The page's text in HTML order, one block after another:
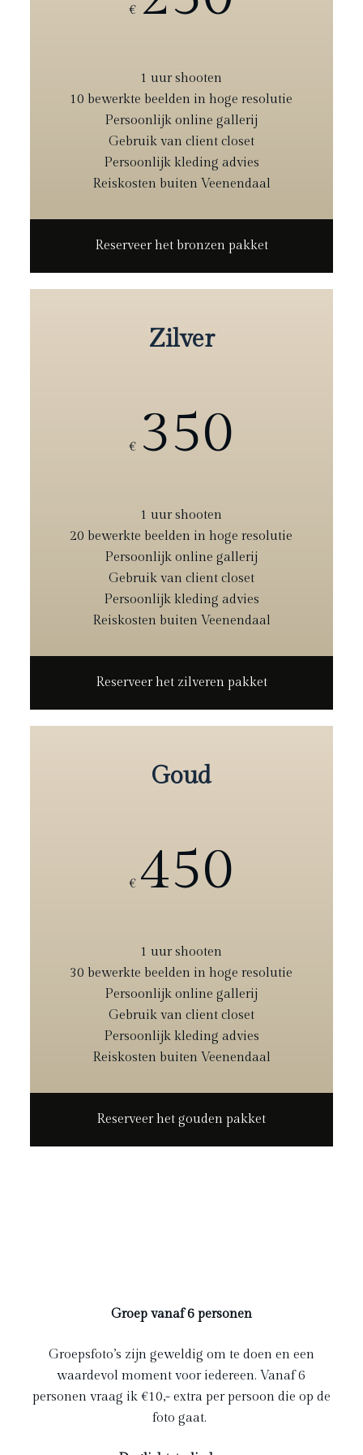
€
1 uur shooten
10 bewerkte beelden in hoge resolutie
Persoonlijk online gallerij
Gebruik van client closet
Persoonlijk kleding advies
Reiskosten buiten Veenendaal
Reserveer het bronzen pakket
Zilver
€ 350
1 uur shooten
20 bewerkte beelden in hoge resolutie
Persoonlijk online gallerij
Gebruik van client closet
Persoonlijk kleding advies
Reiskosten buiten Veenendaal
Reserveer het zilveren pakket
Goud
€ 450
1 uur shooten
30 bewerkte beelden in hoge resolutie
Persoonlijk online gallerij
Gebruik van client closet
Persoonlijk kleding advies
Reiskosten buiten Veenendaal
Reserveer het gouden pakket
Groep vanaf 6 personen
Groepsfoto’s zijn geweldig om te doen en een
waardevol moment voor iedereen. Vanaf 6
personen vraag ik €10,- extra per persoon die op de
foto gaat.